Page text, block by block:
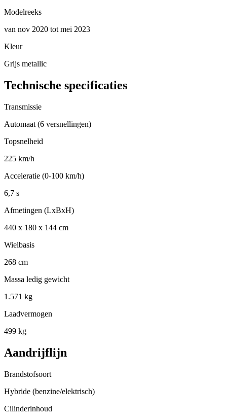
Modelreeks
van nov 2020 tot mei 2023
Kleur
Grijs metallic
Technische specificaties
Transmissie
Automaat (6 versnellingen)
Topsnelheid
225 km/h
Acceleratie (0-100 km/h)
6,7 s
Afmetingen (LxBxH)
440 x 180 x 144 cm
Wielbasis
268 cm
Massa ledig gewicht
1.571 kg
Laadvermogen
499 kg
Aandrijflijn
Brandstofsoort
Hybride (benzine/elektrisch)
Cilinderinhoud